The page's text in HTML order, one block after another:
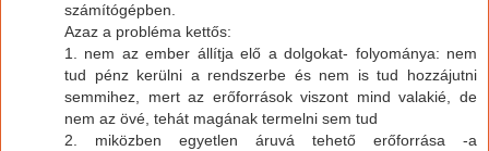
számítógépben.
Azaz a probléma kettős:
1. nem az ember állítja elő a dolgokat- folyománya: nem
tud pénz kerülni a rendszerbe és nem is tud hozzájutni
semmihez, mert az erőforrások viszont mind valakié, de
nem az övé, tehát magának termelni sem tud
2. miközben egyetlen áruvá tehető erőforrása -a